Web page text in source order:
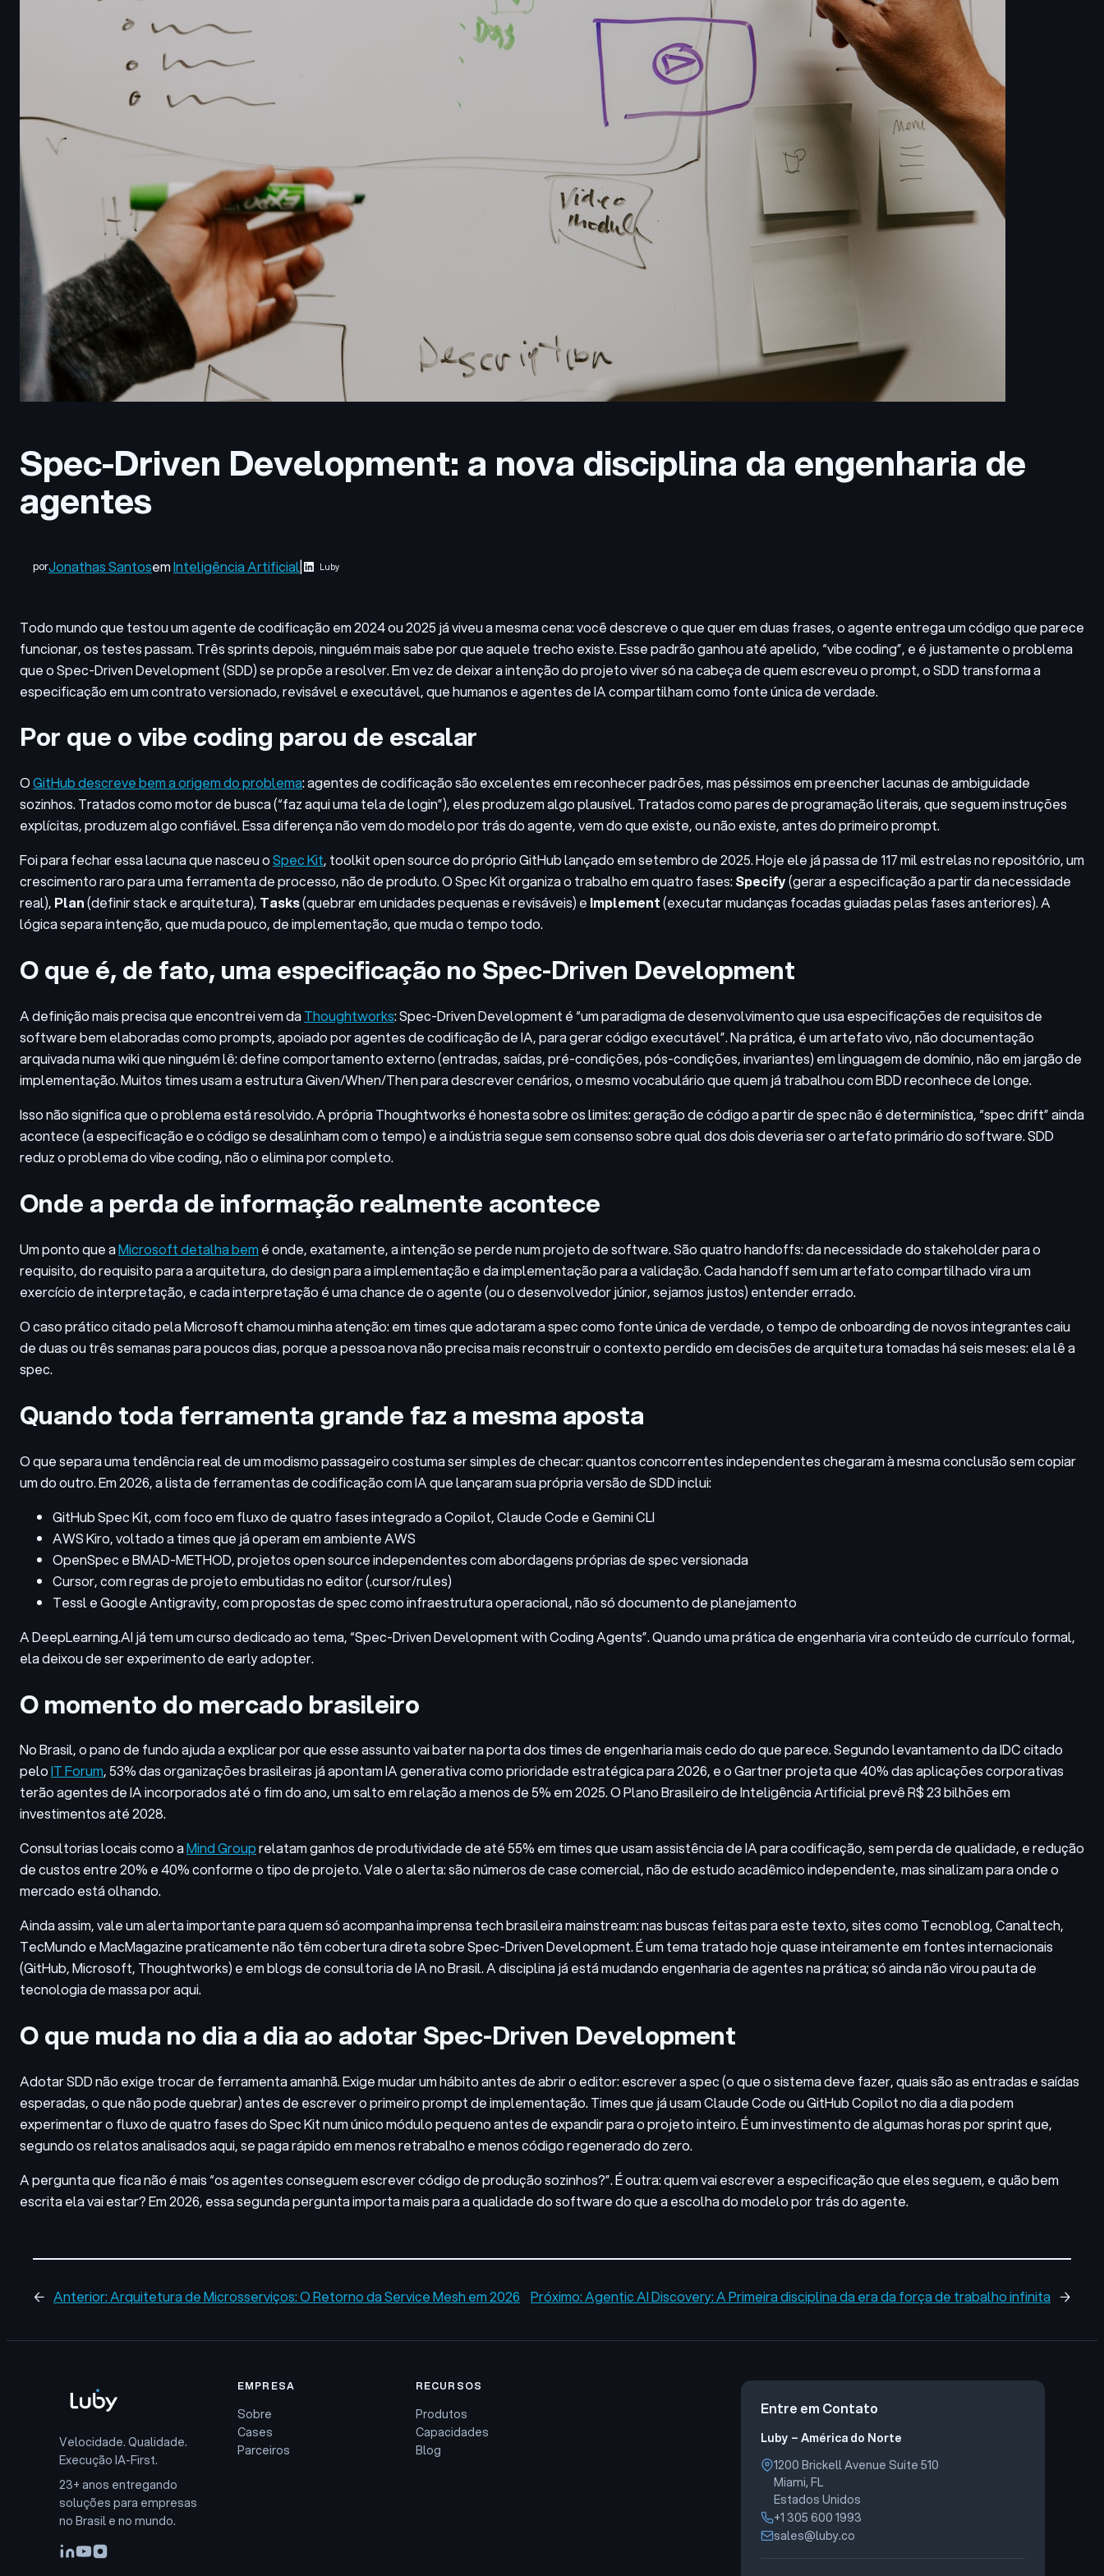
Spec-Driven Development: a nova disciplina da engenharia de
agentes
porJonathas SantosemInteligência Artificial| Luby
Todo mundo que testou um agente de codificação em 2024 ou 2025 já viveu a mesma cena: você descreve o que quer em duas frases, o agente entrega um código que parece
funcionar, os testes passam. Três sprints depois, ninguém mais sabe por que aquele trecho existe. Esse padrão ganhou até apelido, “vibe coding”, e é justamente o problema
que o Spec-Driven Development (SDD) se propõe a resolver. Em vez de deixar a intenção do projeto viver só na cabeça de quem escreveu o prompt, o SDD transforma a
especificação em um contrato versionado, revisável e executável, que humanos e agentes de IA compartilham como fonte única de verdade.
Por que o vibe coding parou de escalar
OGitHub descreve bem a origem do problema: agentes de codificação são excelentes em reconhecer padrões, mas péssimos em preencher lacunas de ambiguidade
sozinhos. Tratados como motor de busca (“faz aqui uma tela de login”), eles produzem algo plausível. Tratados como pares de programação literais, que seguem instruções
explícitas, produzem algo confiável. Essa diferença não vem do modelo por trás do agente, vem do que existe, ou não existe, antes do primeiro prompt.
Foi para fechar essa lacuna que nasceu oSpec Kit, toolkit open source do próprio GitHub lançado em setembro de 2025. Hoje ele já passa de 117 mil estrelas no repositório, um
crescimento raro para uma ferramenta de processo, não de produto. O Spec Kit organiza o trabalho em quatro fases:Specify(gerar a especificação a partir da necessidade
real), Plan(definir stack e arquitetura), Tasks(quebrar em unidades pequenas e revisáveis) e Implement(executar mudanças focadas guiadas pelas fases anteriores). A
lógica separa intenção, que muda pouco, de implementação, que muda o tempo todo.
O que é, de fato, uma especificação no Spec-Driven Development
A definição mais precisa que encontrei vem daThoughtworks: Spec-Driven Development é “um paradigma de desenvolvimento que usa especificações de requisitos de
software bem elaboradas como prompts, apoiado por agentes de codificação de IA, para gerar código executável”. Na prática, é um artefato vivo, não documentação
arquivada numa wiki que ninguém lê: define comportamento externo (entradas, saídas, pré-condições, pós-condições, invariantes) em linguagem de domínio, não em jargão de
implementação. Muitos times usam a estrutura Given/When/Then para descrever cenários, o mesmo vocabulário que quem já trabalhou com BDD reconhece de longe.
Isso não significa que o problema está resolvido. A própria Thoughtworks é honesta sobre os limites: geração de código a partir de spec não é determinística, “spec drift” ainda
acontece (a especificação e o código se desalinham com o tempo) e a indústria segue sem consenso sobre qual dos dois deveria ser o artefato primário do software. SDD
reduz o problema do vibe coding, não o elimina por completo.
Onde a perda de informação realmente acontece
Um ponto que aMicrosoft detalha bem é onde, exatamente, a intenção se perde num projeto de software. São quatro handoffs: da necessidade do stakeholder para o
requisito, do requisito para a arquitetura, do design para a implementação e da implementação para a validação. Cada handoff sem um artefato compartilhado vira um
exercício de interpretação, e cada interpretação é uma chance de o agente (ou o desenvolvedor júnior, sejamos justos) entender errado.
O caso prático citado pela Microsoft chamou minha atenção: em times que adotaram a spec como fonte única de verdade, o tempo de onboarding de novos integrantes caiu
de duas ou três semanas para poucos dias, porque a pessoa nova não precisa mais reconstruir o contexto perdido em decisões de arquitetura tomadas há seis meses: ela lê a
spec.
Quando toda ferramenta grande faz a mesma aposta
O que separa uma tendência real de um modismo passageiro costuma ser simples de checar: quantos concorrentes independentes chegaram à mesma conclusão sem copiar
um do outro. Em 2026, a lista de ferramentas de codificação com IA que lançaram sua própria versão de SDD inclui:
GitHub Spec Kit, com foco em fluxo de quatro fases integrado a Copilot, Claude Code e Gemini CLI
AWS Kiro, voltado a times que já operam em ambiente AWS
OpenSpec e BMAD-METHOD, projetos open source independentes com abordagens próprias de spec versionada
Cursor, com regras de projeto embutidas no editor (.cursor/rules)
Tessl e Google Antigravity, com propostas de spec como infraestrutura operacional, não só documento de planejamento
A DeepLearning.AI já tem um curso dedicado ao tema, “Spec-Driven Development with Coding Agents”. Quando uma prática de engenharia vira conteúdo de currículo formal,
ela deixou de ser experimento de early adopter.
O momento do mercado brasileiro
No Brasil, o pano de fundo ajuda a explicar por que esse assunto vai bater na porta dos times de engenharia mais cedo do que parece. Segundo levantamento da IDC citado
peloIT Forum, 53% das organizações brasileiras já apontam IA generativa como prioridade estratégica para 2026, e o Gartner projeta que 40% das aplicações corporativas
terão agentes de IA incorporados até o fim do ano, um salto em relação a menos de 5% em 2025. O Plano Brasileiro de Inteligência Artificial prevê R$ 23 bilhões em
investimentos até 2028.
Consultorias locais como aMind Grouprelatam ganhos de produtividade de até 55% em times que usam assistência de IA para codificação, sem perda de qualidade, e redução
de custos entre 20% e 40% conforme o tipo de projeto. Vale o alerta: são números de case comercial, não de estudo acadêmico independente, mas sinalizam para onde o
mercado está olhando.
Ainda assim, vale um alerta importante para quem só acompanha imprensa tech brasileira mainstream: nas buscas feitas para este texto, sites como Tecnoblog, Canaltech,
TecMundo e MacMagazine praticamente não têm cobertura direta sobre Spec-Driven Development. É um tema tratado hoje quase inteiramente em fontes internacionais
(GitHub, Microsoft, Thoughtworks) e em blogs de consultoria de IA no Brasil. A disciplina já está mudando engenharia de agentes na prática; só ainda não virou pauta de
tecnologia de massa por aqui.
O que muda no dia a dia ao adotar Spec-Driven Development
Adotar SDD não exige trocar de ferramenta amanhã. Exige mudar um hábito antes de abrir o editor: escrever a spec (o que o sistema deve fazer, quais são as entradas e saídas
esperadas, o que não pode quebrar) antes de escrever o primeiro prompt de implementação. Times que já usam Claude Code ou GitHub Copilot no dia a dia podem
experimentar o fluxo de quatro fases do Spec Kit num único módulo pequeno antes de expandir para o projeto inteiro. É um investimento de algumas horas por sprint que,
segundo os relatos analisados aqui, se paga rápido em menos retrabalho e menos código regenerado do zero.
A pergunta que fica não é mais “os agentes conseguem escrever código de produção sozinhos?”. É outra: quem vai escrever a especificação que eles seguem, e quão bem
escrita ela vai estar? Em 2026, essa segunda pergunta importa mais para a qualidade do software do que a escolha do modelo por trás do agente.
← Anterior:Arquitetura de Microsserviços: O Retorno da Service Mesh em 2026 Próximo:Agentic AI Discovery: A Primeira disciplina da era da força de trabalho infinita →
Velocidade. Qualidade.
Execução IA-First.
23+ anos entregando
soluções para empresas
no Brasil e no mundo.
EMPRESA
Sobre
Cases
Parceiros
RECURSOS
Produtos
Capacidades
Blog
Entre em Contato
Luby – América do Norte
1200 Brickell Avenue Suite 510
Miami, FL
Estados Unidos
+1 305 600 1993
sales@luby.co